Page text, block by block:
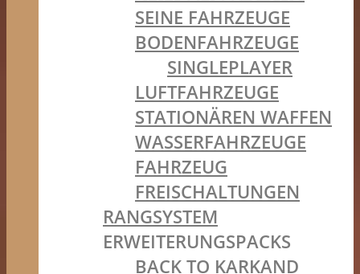
SEINE FAHRZEUGE
BODENFAHRZEUGE
SINGLEPLAYER
LUFTFAHRZEUGE
STATIONÄREN WAFFEN
WASSERFAHRZEUGE
FAHRZEUG
FREISCHALTUNGEN
RANGSYSTEM
ERWEITERUNGSPACKS
BACK TO KARKAND